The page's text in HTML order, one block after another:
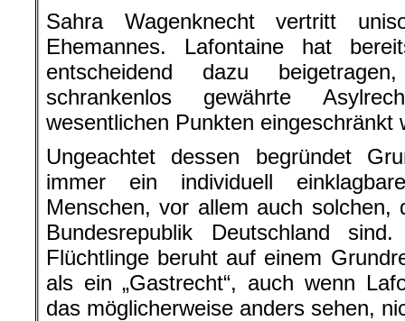
Sahra Wagenknecht vertritt
Ehemannes. Lafontaine hat
entscheidend dazu
schrankenlos gewährte
wesentlichen Punkten eingeschränkt
Ungeachtet dessen begründet
immer ein individuell
Menschen, vor allem auch solchen,
Bundesrepublik Deutschland
Flüchtlinge beruht auf einem
als ein „Gastrecht“, auch wenn
das möglicherweise anders sehen,